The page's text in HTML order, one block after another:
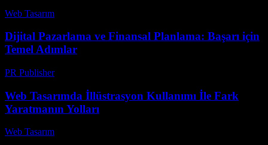
Web Tasarım
Dijital Pazarlama ve Finansal Planlama: Başarı için
Temel Adımlar
PR Publisher-
Web Tasarımda İllüstrasyon Kullanımı İle Fark
Yaratmanın Yolları
Web Tasarım